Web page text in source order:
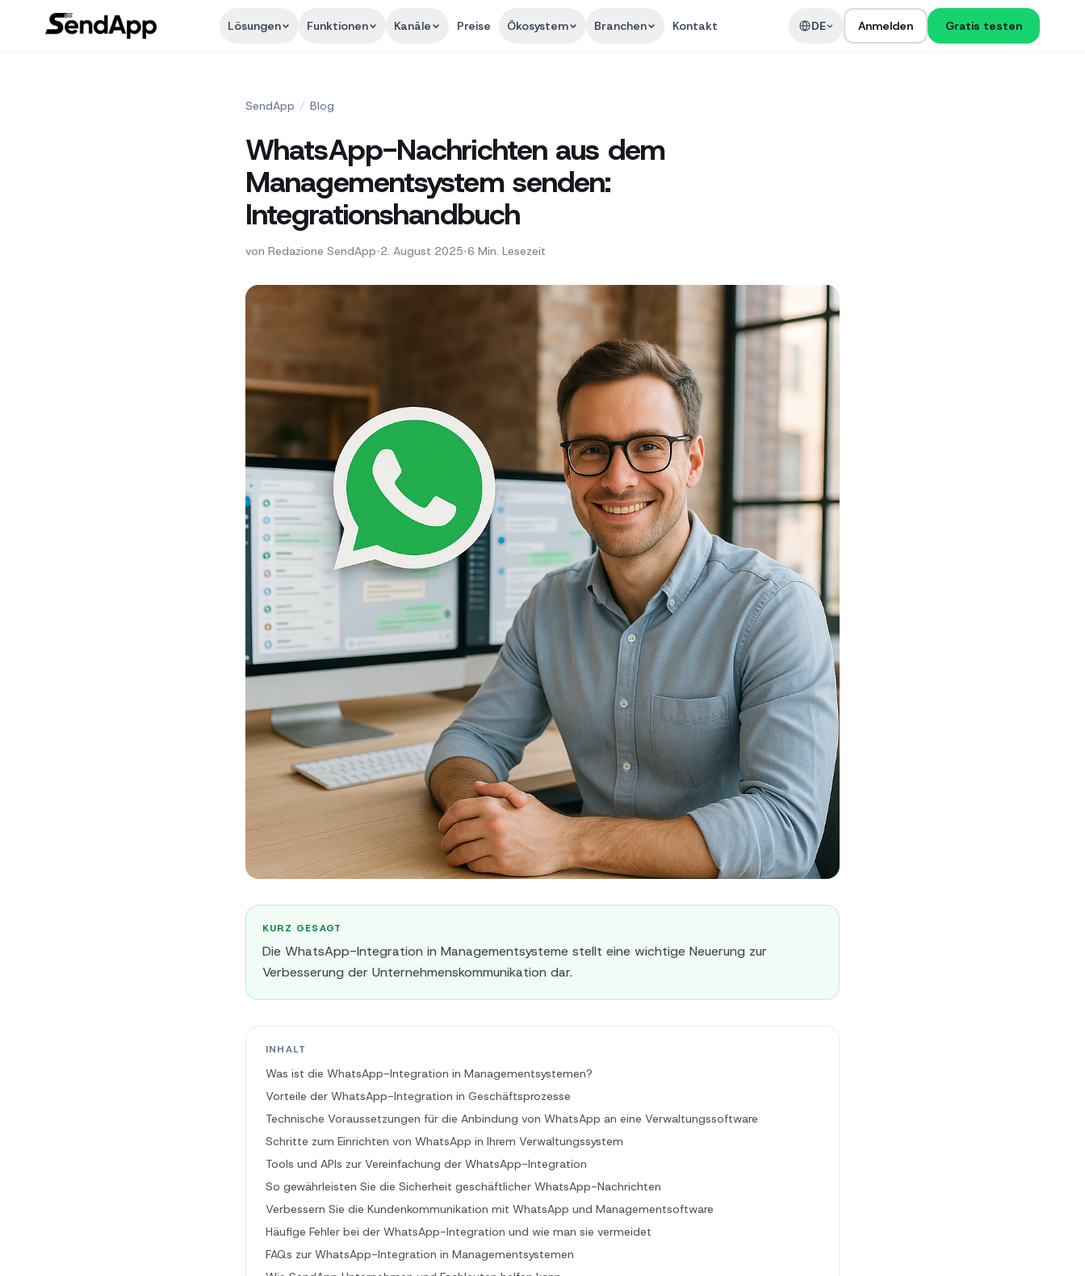
Lösungen Funktionen Kanäle Preise Ökosystem Branchen Kontakt DE Anmelden Gratis testen
SendApp / Blog
WhatsApp-Nachrichten aus dem
Managementsystem senden:
Integrationshandbuch
von Redazione SendApp•2. August 2025•6 Min. Lesezeit
KURZ GESAGT
Die WhatsApp-Integration in Managementsysteme stellt eine wichtige Neuerung zur
Verbesserung der Unternehmenskommunikation dar.
INHALT
Was ist die WhatsApp-Integration in Managementsystemen?
Vorteile der WhatsApp-Integration in Geschäftsprozesse
Technische Voraussetzungen für die Anbindung von WhatsApp an eine Verwaltungssoftware
Schritte zum Einrichten von WhatsApp in Ihrem Verwaltungssystem
Tools und APIs zur Vereinfachung der WhatsApp-Integration
So gewährleisten Sie die Sicherheit geschäftlicher WhatsApp-Nachrichten
Verbessern Sie die Kundenkommunikation mit WhatsApp und Managementsoftware
Häufige Fehler bei der WhatsApp-Integration und wie man sie vermeidet
FAQs zur WhatsApp-Integration in Managementsystemen